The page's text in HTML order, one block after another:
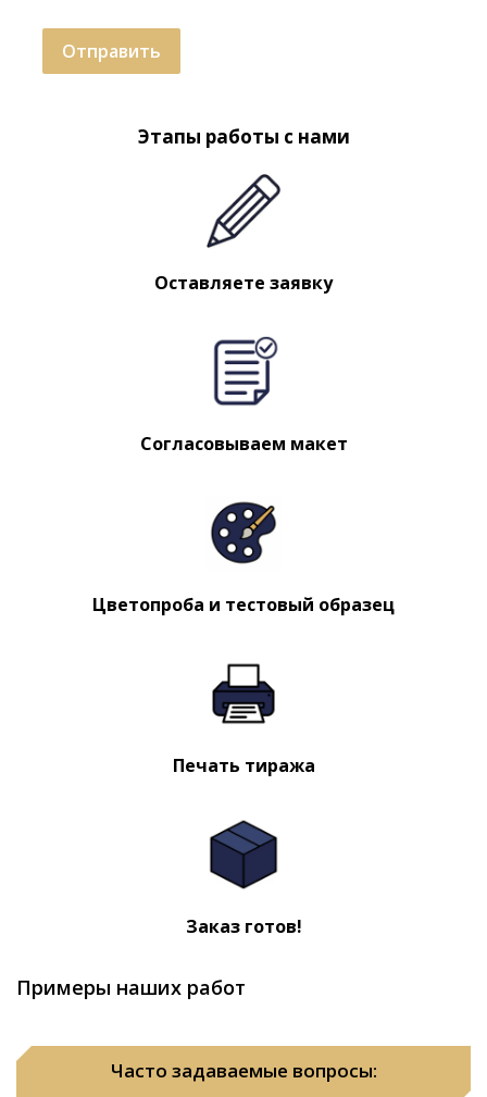
Отправить
Этапы работы с нами
Оставляете заявку
Согласовываем макет
Цветопроба и тестовый образец
Печать тиража
Заказ готов!
Примеры наших работ
Часто задаваемые вопросы: